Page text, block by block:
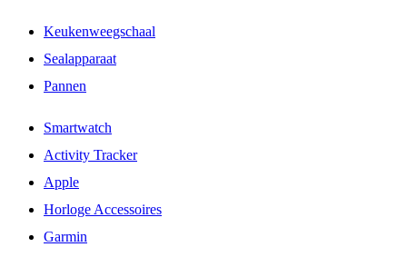
Keukenweegschaal
Sealapparaat
Pannen
Smartwatch
Activity Tracker
Apple
Horloge Accessoires
Garmin